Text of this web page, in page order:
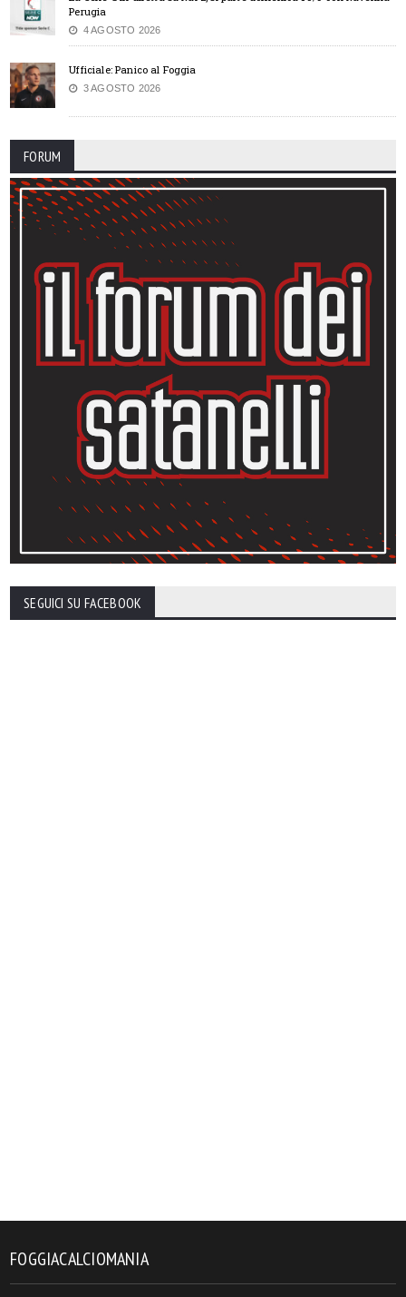
Perugia
4 AGOSTO 2026
Ufficiale: Panico al Foggia
3 AGOSTO 2026
FORUM
SEGUICI SU FACEBOOK
FOGGIACALCIOMANIA